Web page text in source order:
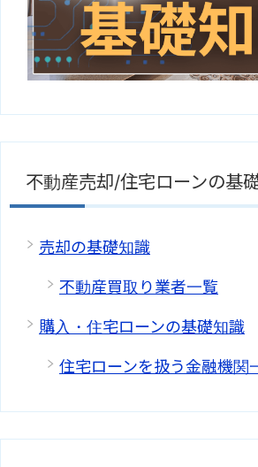
不動産売却/住宅ローンの基
売却の基礎知識
不動産買取り業者一覧
購入・住宅ローンの基礎知識
住宅ローンを扱う金融機関